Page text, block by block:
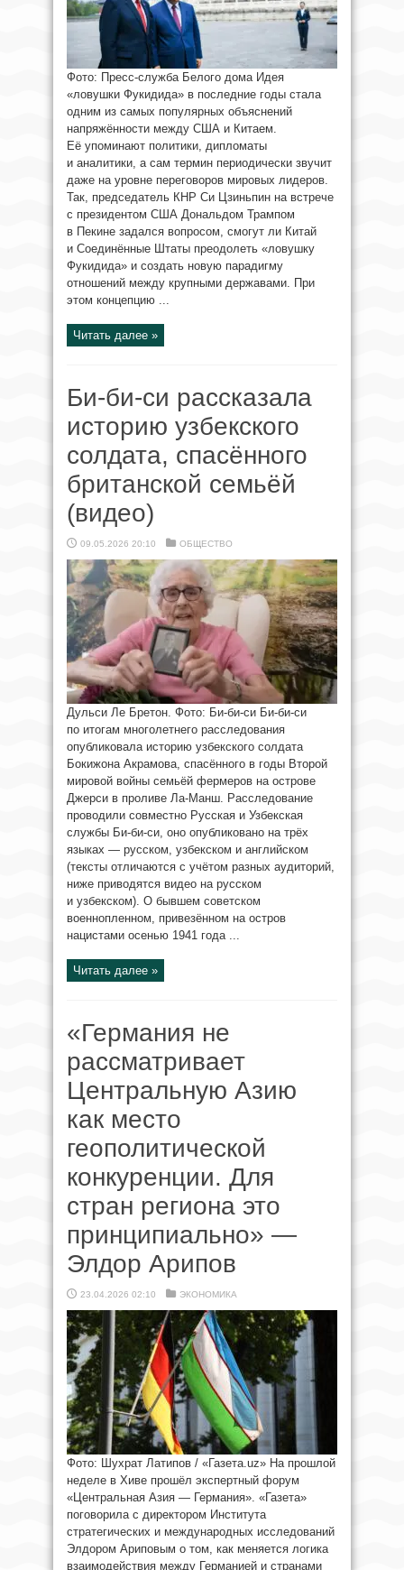
Фото: Пресс-служба Белого дома Идея
«ловушки Фукидида» в последние годы стала
одним из самых популярных объяснений
напряжённости между США и Китаем.
Её упоминают политики, дипломаты
и аналитики, а сам термин периодически звучит
даже на уровне переговоров мировых лидеров.
Так, председатель КНР Си Цзиньпин на встрече
с президентом США Дональдом Трампом
в Пекине задался вопросом, смогут ли Китай
и Соединённые Штаты преодолеть «ловушку
Фукидида» и создать новую парадигму
отношений между крупными державами. При
этом концепцию ...
Читать далее »
Би-би-си рассказала
историю узбекского
солдата, спасённого
британской семьёй
(видео)
09.05.2026 20:10 ОБЩЕСТВО
Дульси Ле Бретон. Фото: Би-би-си Би-би-си
по итогам многолетнего расследования
опубликовала историю узбекского солдата
Бокижона Акрамова, спасённого в годы Второй
мировой войны семьёй фермеров на острове
Джерси в проливе Ла-Манш. Расследование
проводили совместно Русская и Узбекская
службы Би-би-си, оно опубликовано на трёх
языках — русском, узбекском и английском
(тексты отличаются с учётом разных аудиторий,
ниже приводятся видео на русском
и узбекском). О бывшем советском
военнопленном, привезённом на остров
нацистами осенью 1941 года ...
Читать далее »
«Германия не
рассматривает
Центральную Азию
как место
геополитической
конкуренции. Для
стран региона это
принципиально» —
Элдор Арипов
23.04.2026 02:10 ЭКОНОМИКА
Фото: Шухрат Латипов / «Газета.uz» На прошлой
неделе в Хиве прошёл экспертный форум
«Центральная Азия — Германия». «Газета»
поговорила с директором Института
стратегических и международных исследований
Элдором Ариповым о том, как меняется логика
взаимодействия между Германией и странами